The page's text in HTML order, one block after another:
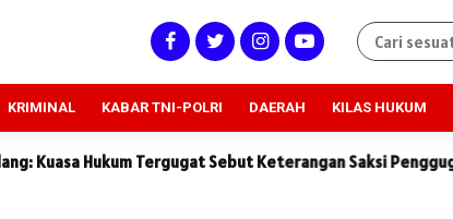
KRIMINAL KABAR TNI-POLRI DAERAH KILAS HUKUM
Sebut Keterangan Saksi Penggugat Tidak Konsisten